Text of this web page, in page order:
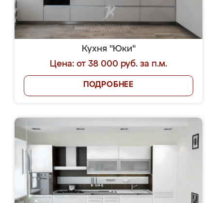
Кухня "Юки"
Цена: от 38 000 руб. за п.м.
ПОДРОБНЕЕ